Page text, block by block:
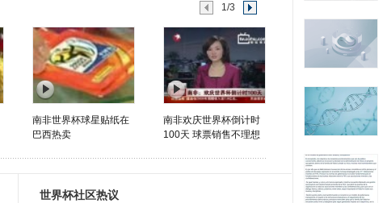
1/3
南非世界杯球星贴纸在
巴西热卖
南非欢庆世界杯倒计时
100天 球票销售不理想
世界杯社区热议